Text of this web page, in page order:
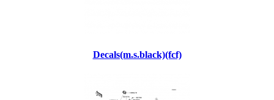
Decals(m.s.black)(fcf)